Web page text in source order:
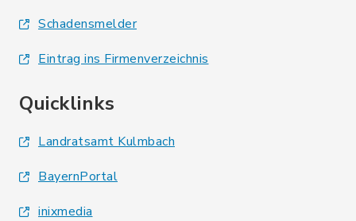
Schadensmelder
Eintrag ins Firmenverzeichnis
Quicklinks
Landratsamt Kulmbach
BayernPortal
inixmedia